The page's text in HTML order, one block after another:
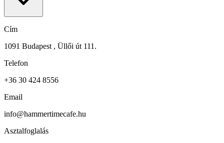
Cím
1091 Budapest , Üllői út 111.
Telefon
+36 30 424 8556
Email
info@hammertimecafe.hu
Asztalfoglalás